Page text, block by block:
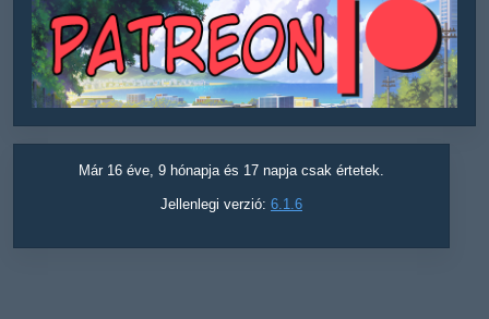
Már 16 éve, 9 hónapja és 17 napja csak értetek.
Jellenlegi verzió: 6.1.6